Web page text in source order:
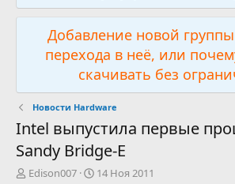
Добавление новой
перехода в неё, или
скачивать без
Новости Hardware
Intel выпустила первые
Sandy Bridge-E
А
Edison007
Д
14 Ноя 2011